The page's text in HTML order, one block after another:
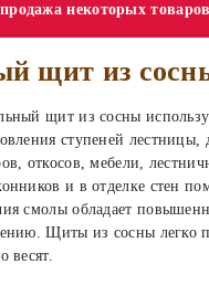
некоторых
щит из
щит из сосны
ступеней
откосов, мебели,
и в отделке стен
смолы обладает
Щиты из сосны легко
весят.